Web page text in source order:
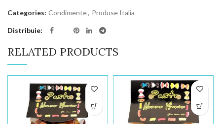
Categories: Condimente, Produse Italia
Distribuie
RELATED PRODUCTS